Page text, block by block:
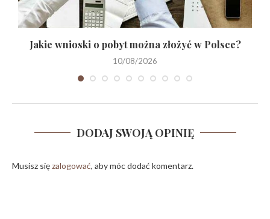
Jakie wnioski o pobyt można złożyć w Polsce?
10/08/2026
DODAJ SWOJĄ OPINIĘ
Musisz sięzalogować, aby móc dodać komentarz.